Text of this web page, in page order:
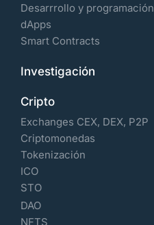
Desarrrollo y programación
dApps
Smart Contracts
Investigación
Cripto
Exchanges CEX, DEX, P2P
Criptomonedas
Tokenización
ICO
STO
DAO
NFTS